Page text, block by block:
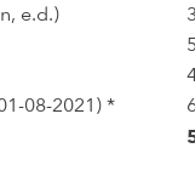
e.d.)
08-2021) *